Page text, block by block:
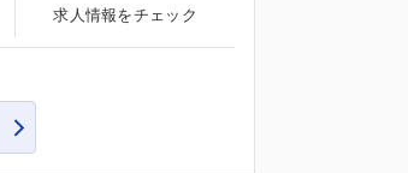
求人情報をチェック